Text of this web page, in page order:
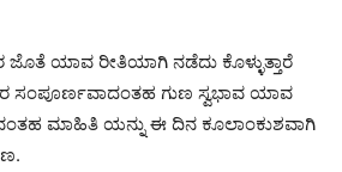
ಯಾವ ರೀತಿಯಾಗಿ ನಡೆದು ಕೊಳ್ಳುತ್ತಾರೆ
ಸಂಪೂರ್ಣವಾದಂತಹ ಗುಣ ಸ್ವಭಾವ ಯಾವ
ಮಾಹಿತಿ ಯನ್ನು ಈ ದಿನ ಕೂಲಾಂಕುಶವಾಗಿ